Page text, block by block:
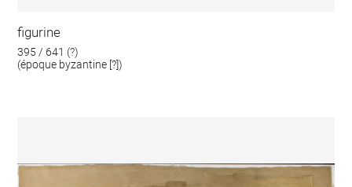
figurine
395 / 641 (?)
(époque byzantine [?])